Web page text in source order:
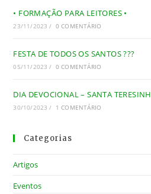
• FORMAÇÃO PARA LEITORES •
23/11/2023 / 0 COMENTÁRIO
FESTA DE TODOS OS SANTOS ???
05/11/2023 / 0 COMENTÁRIO
DIA DEVOCIONAL – SANTA
30/10/2023 / 1 COMENTÁRIO
Categorias
Artigos
Eventos